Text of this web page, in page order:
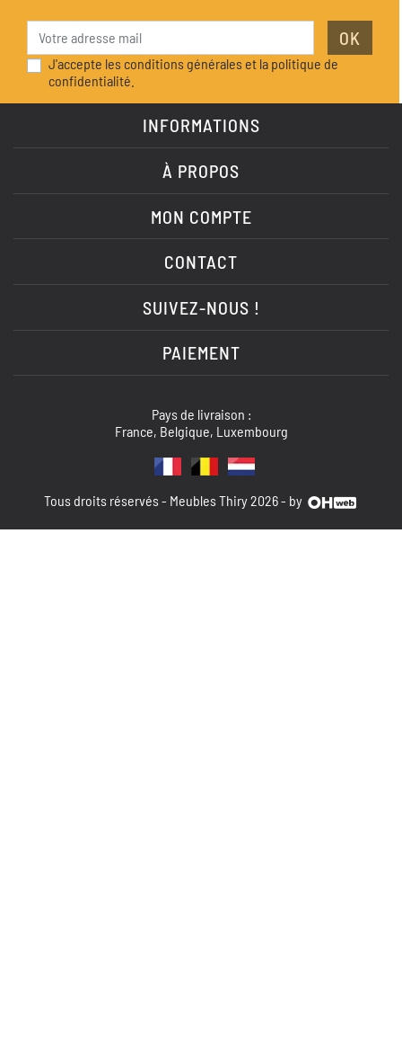
OK
J'accepte les conditions générales et la politique de
confidentialité.
INFORMATIONS
À PROPOS
MON COMPTE
CONTACT
SUIVEZ-NOUS !
PAIEMENT
Pays de livraison :
France, Belgique, Luxembourg
Tous droits réservés - Meubles Thiry 2026 - by